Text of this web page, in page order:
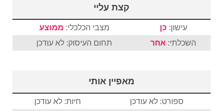
קצת עליי
עישון: כן מצבי הכלכלי: ממוצע
השכלתי: אחר תחום העיסוק: לא עודכן
מאפיין אותי
ספורט: לא עודכן
חיות: לא עודכן